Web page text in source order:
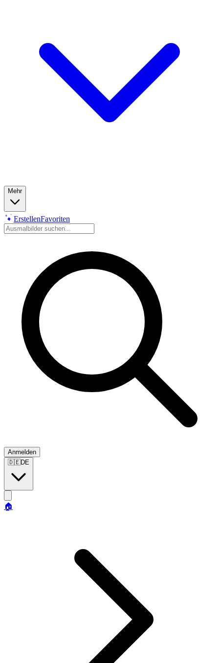
Mehr
ErstellenFavoriten
Anmelden
🇩🇪DE
🏠